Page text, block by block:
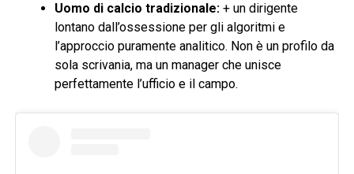
Uomo di calcio tradizionale:+ un dirigente
lontano dall’ossessione per gli algoritmi e
l’approccio puramente analitico. Non è un profilo da
sola scrivania, ma un manager che unisce
perfettamente l’ufficio e il campo.